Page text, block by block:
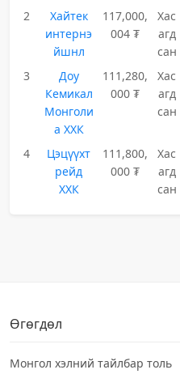
2
Хайтек
интернэ
йшнл
117,000,
004 ₮
Хас
агд
сан
3
Доу
Кемикал
Монголи
а ХХК
111,280,
000 ₮
Хас
агд
сан
4
Цэцүүхт
рейд
ХХК
111,800,
000 ₮
Хас
агд
сан
Өгөгдөл
Монгол хэлний тайлбар толь